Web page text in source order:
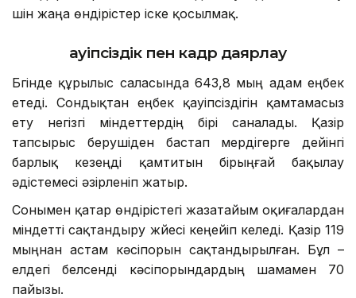
үшін жаңа өндірістер іске қосылмақ.
Қауіпсіздік пен кадр даярлау
Бүгінде құрылыс саласында 643,8 мың адам еңбек
етеді. Сондықтан еңбек қауіпсіздігін қамтамасыз
ету негізгі міндеттердің бірі саналады. Қазір
тапсырыс берушіден бастап мердігерге дейінгі
барлық кезеңді қамтитын бірыңғай бақылау
әдістемесі әзірленіп жатыр.
Сонымен қатар өндірістегі жазатайым оқиғалардан
міндетті сақтандыру жүйесі кеңейіп келеді. Қазір 119
мыңнан астам кәсіпорын сақтандырылған. Бұл –
елдегі белсенді кәсіпорындардың шамамен 70
пайызы.